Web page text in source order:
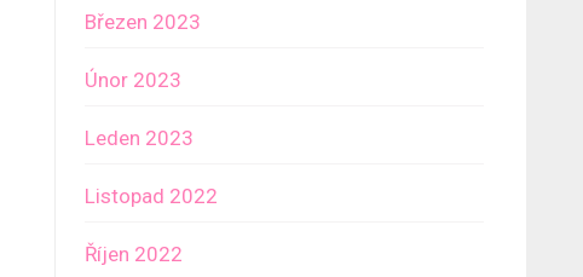
Březen 2023
Únor 2023
Leden 2023
Listopad 2022
Říjen 2022